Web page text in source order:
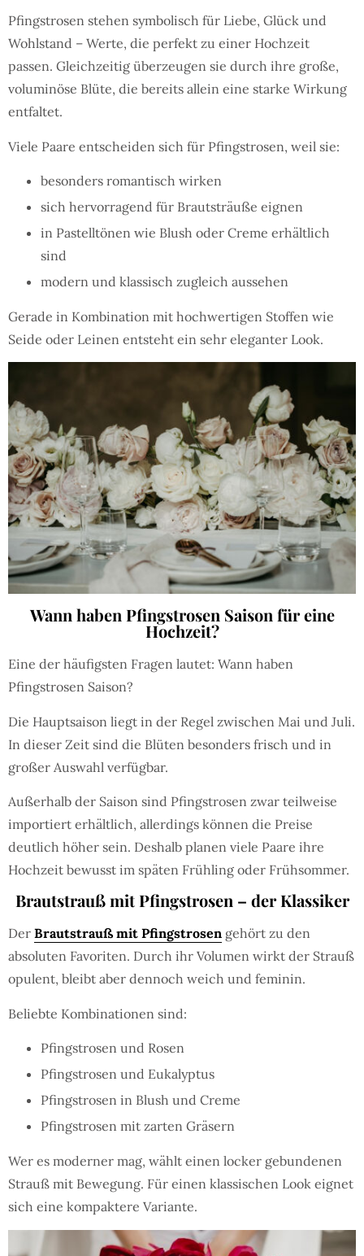
Pfingstrosen stehen symbolisch für Liebe, Glück und
Wohlstand – Werte, die perfekt zu einer Hochzeit
passen. Gleichzeitig überzeugen sie durch ihre große,
voluminöse Blüte, die bereits allein eine starke Wirkung
entfaltet.
Viele Paare entscheiden sich für Pfingstrosen, weil sie:
besonders romantisch wirken
sich hervorragend für Brautsträuße eignen
in Pastelltönen wie Blush oder Creme erhältlich
sind
modern und klassisch zugleich aussehen
Gerade in Kombination mit hochwertigen Stoffen wie
Seide oder Leinen entsteht ein sehr eleganter Look.
Wann haben Pfingstrosen Saison für eine
Hochzeit?
Eine der häufigsten Fragen lautet: Wann haben
Pfingstrosen Saison?
Die Hauptsaison liegt in der Regel zwischen Mai und Juli.
In dieser Zeit sind die Blüten besonders frisch und in
großer Auswahl verfügbar.
Außerhalb der Saison sind Pfingstrosen zwar teilweise
importiert erhältlich, allerdings können die Preise
deutlich höher sein. Deshalb planen viele Paare ihre
Hochzeit bewusst im späten Frühling oder Frühsommer.
Brautstrauß mit Pfingstrosen – der Klassiker
Der Brautstrauß mit Pfingstrosen gehört zu den
absoluten Favoriten. Durch ihr Volumen wirkt der Strauß
opulent, bleibt aber dennoch weich und feminin.
Beliebte Kombinationen sind:
Pfingstrosen und Rosen
Pfingstrosen und Eukalyptus
Pfingstrosen in Blush und Creme
Pfingstrosen mit zarten Gräsern
Wer es moderner mag, wählt einen locker gebundenen
Strauß mit Bewegung. Für einen klassischen Look eignet
sich eine kompaktere Variante.